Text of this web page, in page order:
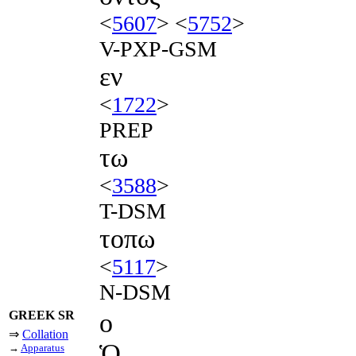
<5607> <5752>
V-PXP-GSM
εν
<1722>
PREP
τω
<3588>
T-DSM
τοπω
<5117>
N-DSM
GREEK SR
⇒ Collation
→ Apparatus
ο